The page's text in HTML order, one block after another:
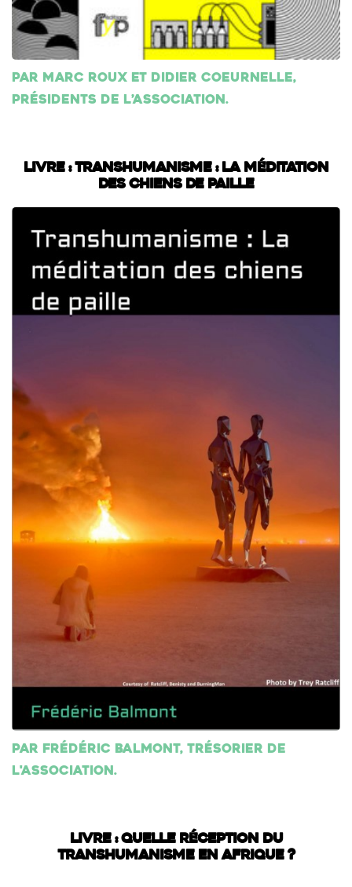
Par Marc Roux et Didier Coeurnelle,
présidents de l’association.
Livre : Transhumanisme : La méditation
des chiens de paille
Par Frédéric Balmont, trésorier de
l'association.
LIVRE : QUELLE RÉCEPTION DU
TRANSHUMANISME EN AFRIQUE ?